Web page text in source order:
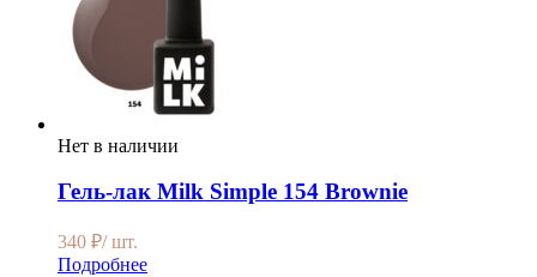
Нет в наличии
Гель-лак Milk Simple 154 Brownie
340 ₽/ шт.
Подробнее